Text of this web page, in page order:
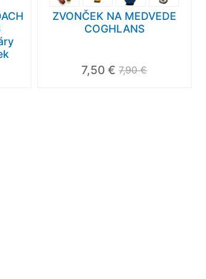
ZVONČEK NA MEDVEDE
COGHLANS
7,50 € 7,90 €